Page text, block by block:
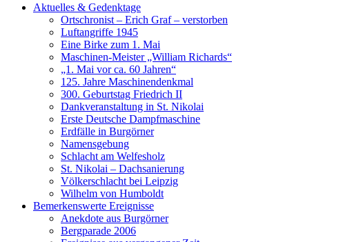
Aktuelles & Gedenktage
Ortschronist – Erich Graf – verstorben
Luftangriffe 1945
Eine Birke zum 1. Mai
Maschinen-Meister „William Richards“
„1. Mai vor ca. 60 Jahren“
125. Jahre Maschinendenkmal
300. Geburtstag Friedrich II
Dankveranstaltung in St. Nikolai
Erste Deutsche Dampfmaschine
Erdfälle in Burgörner
Namensgebung
Schlacht am Welfesholz
St. Nikolai – Dachsanierung
Völkerschlacht bei Leipzig
Wilhelm von Humboldt
Bemerkenswerte Ereignisse
Anekdote aus Burgörner
Bergparade 2006